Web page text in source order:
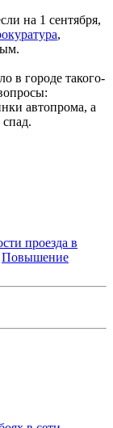
на 1 сентября,
,
в городе такого-
автопрома, а
проезда в
Повышение